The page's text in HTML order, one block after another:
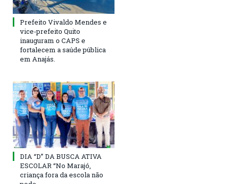
Prefeito Vivaldo Mendes e
vice-prefeito Quito
inauguram o CAPS e
fortalecem a saúde pública
em Anajás.
DIA “D” DA BUSCA ATIVA
ESCOLAR “No Marajó,
criança fora da escola não